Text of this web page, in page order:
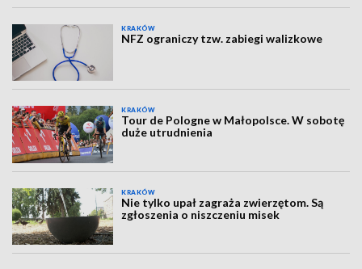
KRAKÓW
NFZ ograniczy tzw. zabiegi walizkowe
KRAKÓW
Tour de Pologne w Małopolsce. W sobotę
duże utrudnienia
KRAKÓW
Nie tylko upał zagraża zwierzętom. Są
zgłoszenia o niszczeniu misek